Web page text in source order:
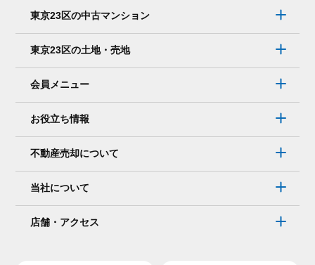
東京23区の中古マンション
東京23区の土地・売地
会員メニュー
お役立ち情報
不動産売却について
当社について
店舗・アクセス